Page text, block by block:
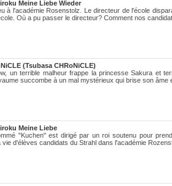
Meine Liebe Wieder
à l'académie Rosenstolz. Le directeur de l'école
Où a pu passer le directeur? Comment nos
(Tsubasa CHRoNiCLE)
un terrible malheur frappe la princesse Sakura et
succombe à un mal mystérieux qui brise son âme
Meine Liebe
"Kuchen" est dirigé par un roi soutenu pour
vie d'élèves candidats du Strahl dans l'académie